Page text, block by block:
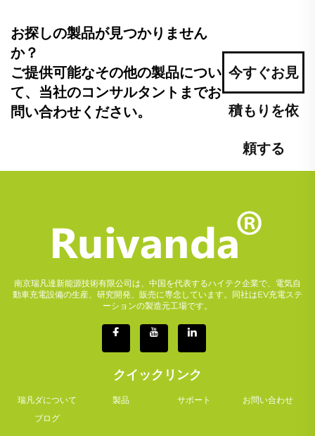
お探しの製品が見つかりません
か？
ご提供可能なその他の製品につい
て、当社のコンサルタントまでお
問い合わせください。
今すぐお見
積もりを依
頼する
南京瑞凡達新能源技術有限公司は、中国を代表するハイテク企業で、電気自
動車充電設備の生産、研究開発、販売に専念しています。同社はEV充電ステ
ーションの製造元工場です。
クイックリンク
瑞凡ダについて 製品 サポート
お問い合わせ
ブログ